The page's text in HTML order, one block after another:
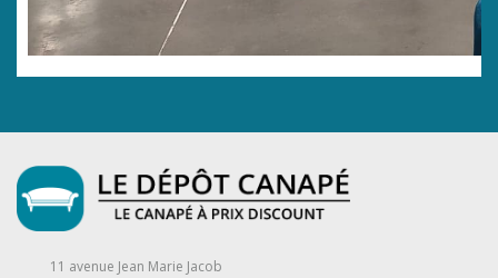
11 avenue Jean Marie Jacob